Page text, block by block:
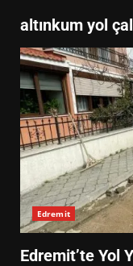
altınkum yol
Edremit
Edremit’te Yol